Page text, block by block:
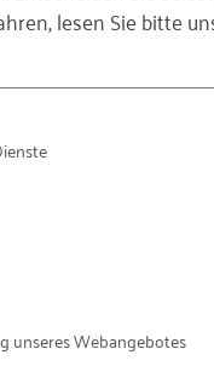
die prämierten
lesen Sie bitte
unseres Webangebotes